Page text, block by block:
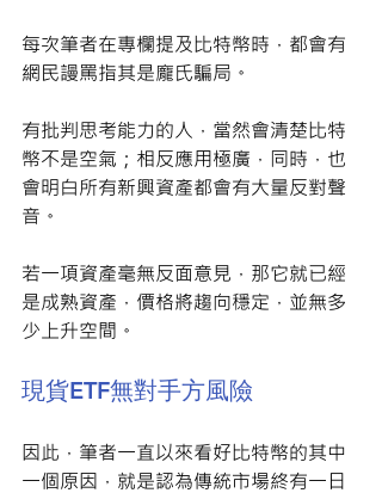
每次筆者在專欄提及比特幣時，都會有
網民謾罵指其是龐氏騙局。
有批判思考能力的人，當然會清楚比特
幣不是空氣；相反應用極廣，同時，也
會明白所有新興資產都會有大量反對聲
音。
若一項資產毫無反面意見，那它就已經
是成熟資產，價格將趨向穩定，並無多
少上升空間。
現貨ETF無對手方風險
因此，筆者一直以來看好比特幣的其中
一個原因，就是認為傳統市場終有一日